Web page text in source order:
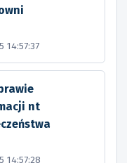
14:57:37
nt
14:57:28